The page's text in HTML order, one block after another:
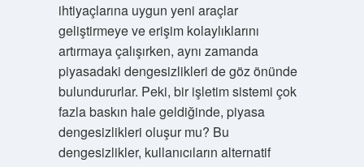
ihtiyaçlarına uygun yeni araçlar
geliştirmeye ve erişim kolaylıklarını
artırmaya çalışırken, aynı zamanda
piyasadaki dengesizlikleri de göz önünde
bulundururlar. Peki, bir işletim sistemi çok
fazla baskın hale geldiğinde, piyasa
dengesizlikleri oluşur mu? Bu
dengesizlikler, kullanıcıların alternatif